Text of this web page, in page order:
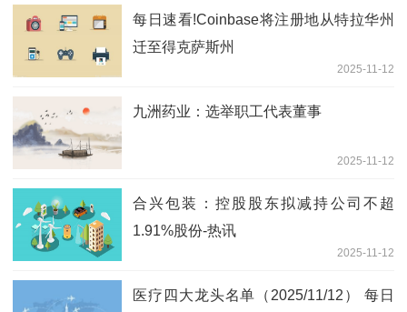
每日速看!Coinbase将注册地从特拉华州
迁至得克萨斯州
2025-11-12
九洲药业：选举职工代表董事
2025-11-12
合兴包装：控股股东拟减持公司不超
1.91%股份-热讯
2025-11-12
医疗四大龙头名单（2025/11/12） 每日